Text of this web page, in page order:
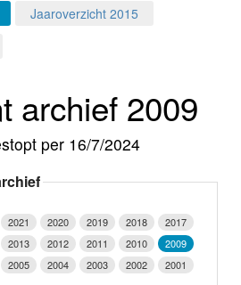
Jaaroverzicht 2015
archief 2009
per 16/7/2024
2021 2020 2019 2018
2017
2013 2012 2011 2010
2009
2005 2004 2003 2002
2001